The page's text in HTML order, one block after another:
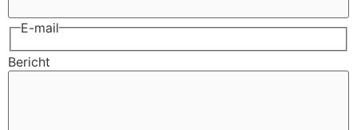
E-mail
Bericht